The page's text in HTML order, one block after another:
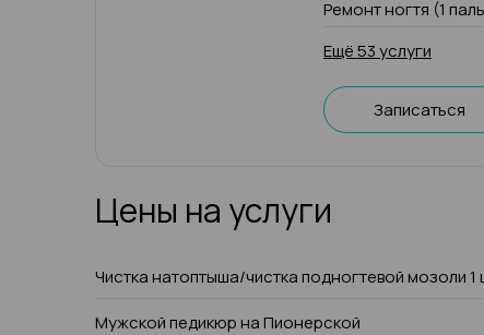
Ремонт ногтя (1
Ещё 53 услуги
Записаться
Цены на услуги
Чистка натоптыша/чистка подногтевой мозоли
Мужской педикюр на Пионерской